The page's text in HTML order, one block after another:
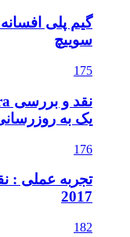
گیم پلی
سوییچ
175
یک به
176
2017
182